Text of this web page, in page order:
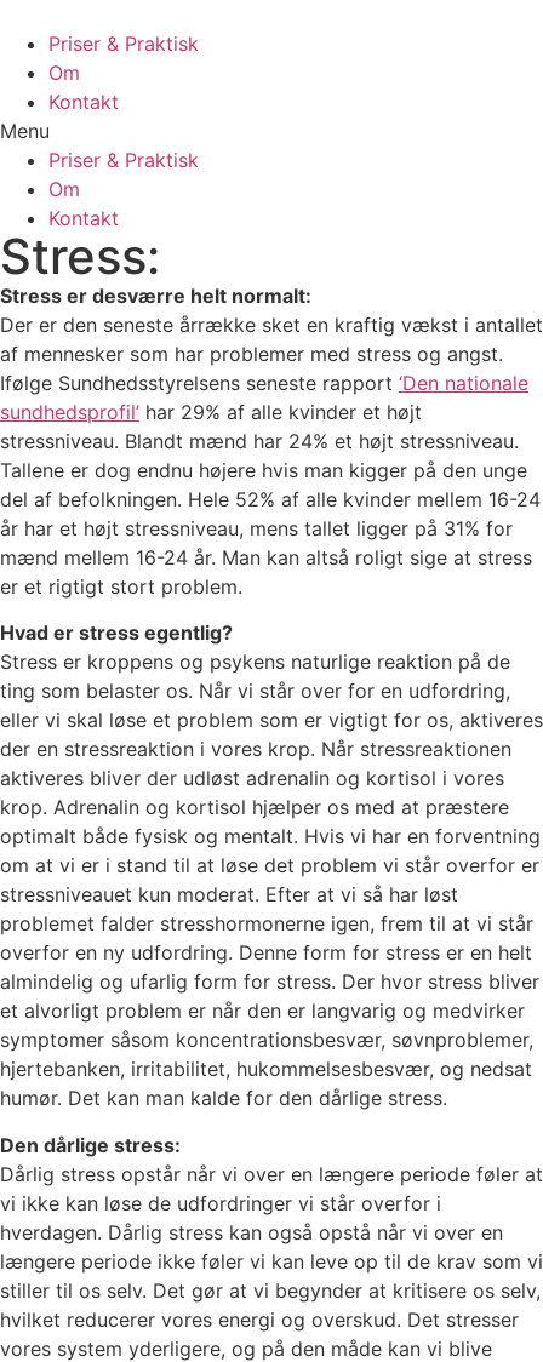
Priser & Praktisk
Om
Kontakt
Menu
Priser & Praktisk
Om
Kontakt
Stress:
Stress er desværre helt normalt:
Der er den seneste årrække sket en kraftig vækst i antallet
af mennesker som har problemer med stress og angst.
Ifølge Sundhedsstyrelsens seneste rapport ‘Den nationale
sundhedsprofil’ har 29% af alle kvinder et højt
stressniveau. Blandt mænd har 24% et højt stressniveau.
Tallene er dog endnu højere hvis man kigger på den unge
del af befolkningen. Hele 52% af alle kvinder mellem 16-24
år har et højt stressniveau, mens tallet ligger på 31% for
mænd mellem 16-24 år. Man kan altså roligt sige at stress
er et rigtigt stort problem.
Hvad er stress egentlig?
Stress er kroppens og psykens naturlige reaktion på de
ting som belaster os. Når vi står over for en udfordring,
eller vi skal løse et problem som er vigtigt for os, aktiveres
der en stressreaktion i vores krop. Når stressreaktionen
aktiveres bliver der udløst adrenalin og kortisol i vores
krop. Adrenalin og kortisol hjælper os med at præstere
optimalt både fysisk og mentalt. Hvis vi har en forventning
om at vi er i stand til at løse det problem vi står overfor er
stressniveauet kun moderat. Efter at vi så har løst
problemet falder stresshormonerne igen, frem til at vi står
overfor en ny udfordring. Denne form for stress er en helt
almindelig og ufarlig form for stress. Der hvor stress bliver
et alvorligt problem er når den er langvarig og medvirker
symptomer såsom koncentrationsbesvær, søvnproblemer,
hjertebanken, irritabilitet, hukommelsesbesvær, og nedsat
humør. Det kan man kalde for den dårlige stress.
Den dårlige stress:
Dårlig stress opstår når vi over en længere periode føler at
vi ikke kan løse de udfordringer vi står overfor i
hverdagen. Dårlig stress kan også opstå når vi over en
længere periode ikke føler vi kan leve op til de krav som vi
stiller til os selv. Det gør at vi begynder at kritisere os selv,
hvilket reducerer vores energi og overskud. Det stresser
vores system yderligere, og på den måde kan vi blive